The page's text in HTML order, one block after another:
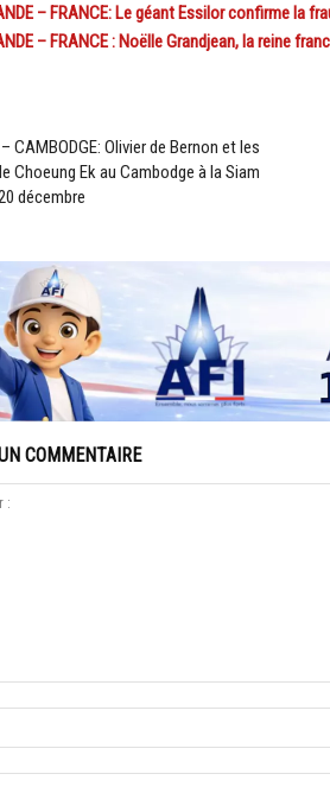
– FRANCE: Le géant Essilor confirme la
– FRANCE : Noëlle Grandjean, la reine
CAMBODGE: Olivier de Bernon et les
Choeung Ek au Cambodge à la Siam
décembre
COMMENTAIRE